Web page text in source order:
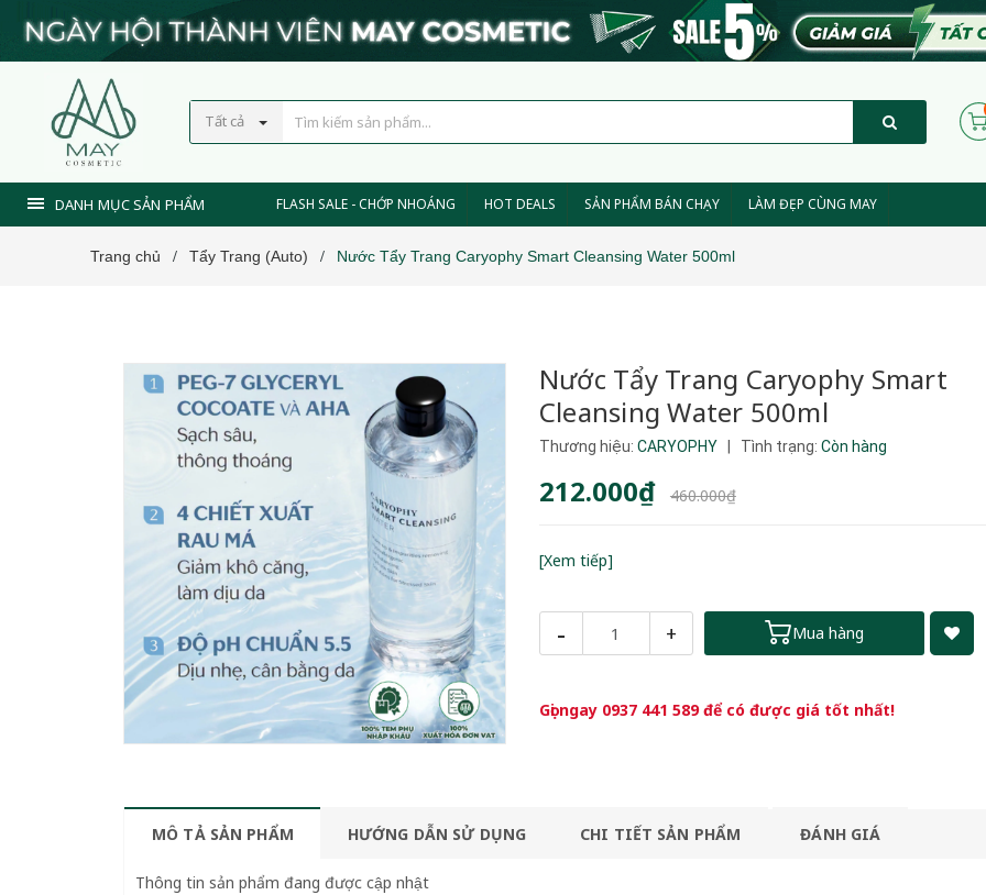
Tất cả
DANH MỤC SẢN PHẨM FLASH SALE - CHỚP NHOÁNG HOT DEALS SẢN PHẨM BÁN CHẠY LÀM ĐẸP CÙNG MAY
Trang chủ / Tẩy Trang (Auto) / Nước Tẩy Trang Caryophy Smart Cleansing Water 500ml
Nước Tẩy Trang Caryophy Smart
Cleansing Water 500ml
Thương hiệu: CARYOPHY Tình trạng: Còn hàng
212.000₫ 460.000₫
[Xem tiếp]
- + Mua hàng
Gọi ngay 0937 441 589để có được giá tốt nhất!
MÔ TẢ SẢN PHẨM HƯỚNG DẪN SỬ DỤNG CHI TIẾT SẢN PHẨM ĐÁNH GIÁ
Thông tin sản phẩm đang được cập nhật